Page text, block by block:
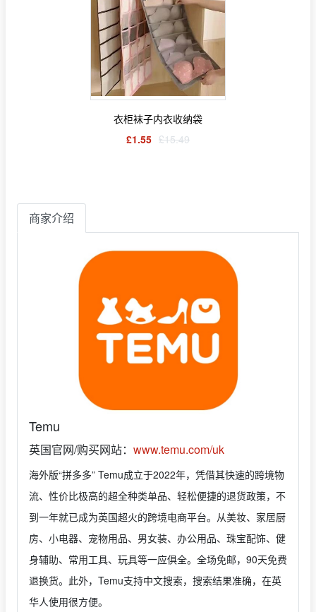
衣柜袜子内衣收纳袋
£1.55 £15.49
商家介绍
Temu
英国官网/购买网站： www.temu.com/uk
海外版“拼多多” Temu成立于2022年，凭借其快速的跨境物
流、性价比极高的超全种类单品、轻松便捷的退货政策，不
到一年就已成为英国超火的跨境电商平台。从美妆、家居厨
房、小电器、宠物用品、男女装、办公用品、珠宝配饰、健
身辅助、常用工具、玩具等一应俱全。全场免邮，90天免费
退换货。此外，Temu支持中文搜索，搜索结果准确，在英
华人使用很方便。